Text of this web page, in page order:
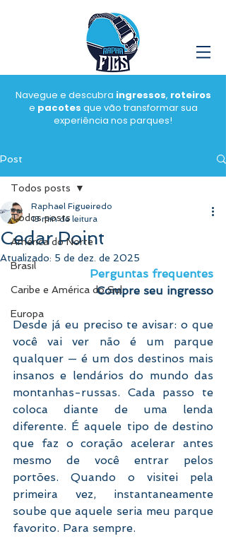
Navegue e descubra ingressos, roteiros
e pacotes que vão transformar sua
experiência nos parques!
Post
Todos posts
América do Norte
Brasil
Caribe e América do Sul
Europa
Todos posts
Cedar Point
Raphael Figueiredo
13 min de leitura
Atualizado: 5 de dez. de 2025
Perguntas frequentes
Compre seu ingresso
Desde já eu preciso te avisar: o que
você vai ver não é um parque
qualquer — é um dos destinos mais
insanos e lendários do mundo das
montanhas-russas. Cada passo te
coloca diante de uma lenda
diferente. É aquele tipo de destino
que faz o coração acelerar antes
mesmo de você entrar pelos
portões. Quando o visitei pela
primeira vez, instantaneamente
soube que aquele seria meu parque
favorito. Para sempre.